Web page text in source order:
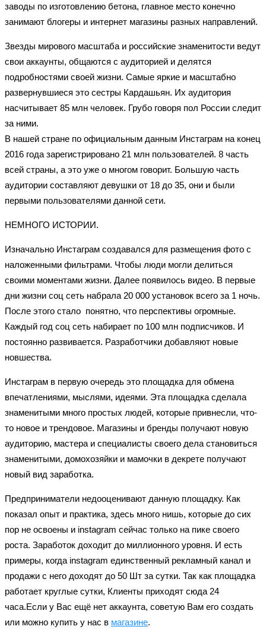
заводы по изготовлению бетона, главное место конечно
занимают блогеры и интернет магазины разных направлений.
Звезды мирового масштаба и российские знаменитости ведут
свои аккаунты, общаются с аудиторией и делятся
подробностями своей жизни. Самые яркие и масштабно
развернувшиеся это сестры Кардашьян. Их аудитория
насчитывает 85 млн человек. Грубо говоря пол России следит
за ними.
В нашей стране по официальным данным Инстаграм на конец
2016 года зарегистрировано 21 млн пользователей. 8 часть
всей страны, а это уже о многом говорит. Большую часть
аудитории составляют девушки от 18 до 35, они и были
первыми пользователями данной сети.
НЕМНОГО ИСТОРИИ.
Изначально Инстаграм создавался для размещения фото с
наложенными фильтрами. Чтобы люди могли делиться
своими моментами жизни. Далее появилось видео. В первые
дни жизни соц сеть набрала 20 000 установок всего за 1 ночь.
После этого стало понятно, что перспективы огромные.
Каждый год соц сеть набирает по 100 млн подписчиков. И
постоянно развивается. Разработчики добавляют новые
новшества.
Инстаграм в первую очередь это площадка для обмена
впечатлениями, мыслями, идеями. Эта площадка сделала
знаменитыми много простых людей, которые привнесли, что-
то новое и трендовое. Магазины и бренды получают новую
аудиторию, мастера и специалисты своего дела становиться
знаменитыми, домохозяйки и мамочки в декрете получают
новый вид заработка.
Предприниматели недооценивают данную площадку. Как
показал опыт и практика, здесь много нишь, которые до сих
пор не освоены и instagram сейчас только на пике своего
роста. Заработок доходит до миллионного уровня. И есть
примеры, когда instagram единственный рекламный канал и
продажи с него доходят до 50 Шт за сутки. Так как площадка
работает круглые сутки, Клиенты приходят сюда 24
часа.Если у Вас ещё нет аккаунта, советую Вам его создать
или можно купить у нас в магазине.